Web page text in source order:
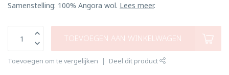
Samenstelling: 100% Angora wol. Lees meer.
TOEVOEGEN AAN WINKELWAGEN
Toevoegen om te vergelijken Deel dit product